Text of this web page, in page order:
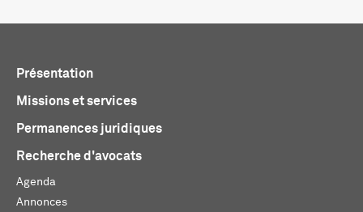
Présentation
Missions et services
Permanences juridiques
Recherche d'avocats
Agenda
Annonces